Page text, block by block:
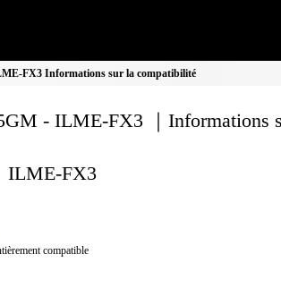
FX3 Informations sur la compatibilité
- ILME-FX3 ｜Informations
ILME-FX3
compatible